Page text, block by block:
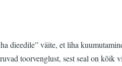
väite, et liha
toorvenglust, sest seal on